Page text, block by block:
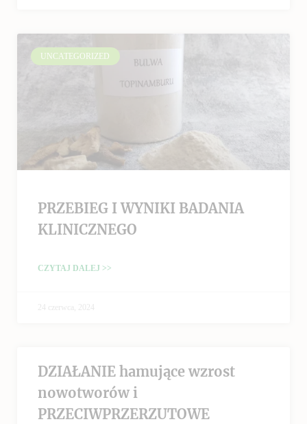
UNCATEGORIZED
PRZEBIEG I WYNIKI BADANIA
KLINICZNEGO
CZYTAJ DALEJ >>
24 czerwca, 2024
DZIAŁANIE hamujące wzrost
nowotworów i
PRZECIWPRZERZUTOWE